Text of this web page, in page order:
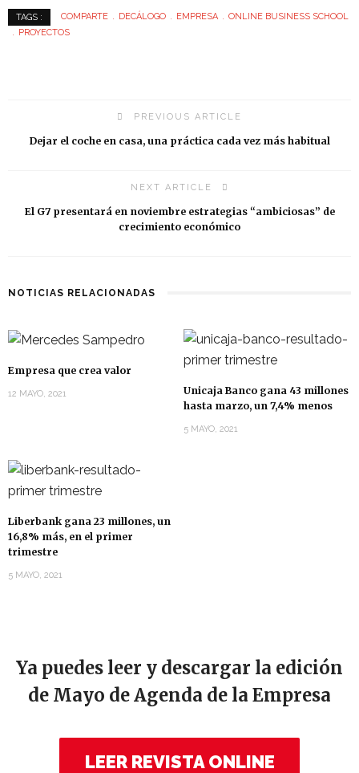
TAGS : COMPARTE DECÁLOGO EMPRESA
ONLINE BUSINESS SCHOOL
PROYECTOS
PREVIOUS ARTICLE
Dejar el coche en casa, una práctica cada vez más habitual
NEXT ARTICLE
El G7 presentará en noviembre estrategias “ambiciosas” de
crecimiento económico
NOTICIAS RELACIONADAS
Empresa que crea valor
12 MAYO, 2021
Unicaja Banco gana 43 millones
hasta marzo, un 7,4% menos
5 MAYO, 2021
Liberbank gana 23 millones, un
16,8% más, en el primer
trimestre
5 MAYO, 2021
Ya puedes leer y descargar la edición
de Mayo de Agenda de la Empresa
LEER REVISTA ONLINE